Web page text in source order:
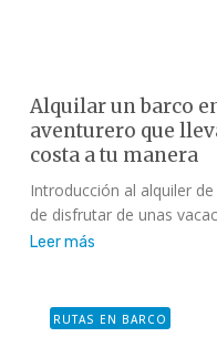
Alquilar un barco
aventurero que
costa a tu manera
Introducción al alquiler
de disfrutar de unas
Leer más
RUTAS EN BARCO